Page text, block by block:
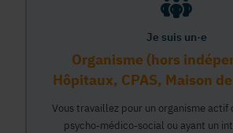
Je suis un·e
Organisme (hors
Hôpitaux, CPAS, Maison
Vous travaillez pour un organisme actif
psycho-médico-social ou ayant un